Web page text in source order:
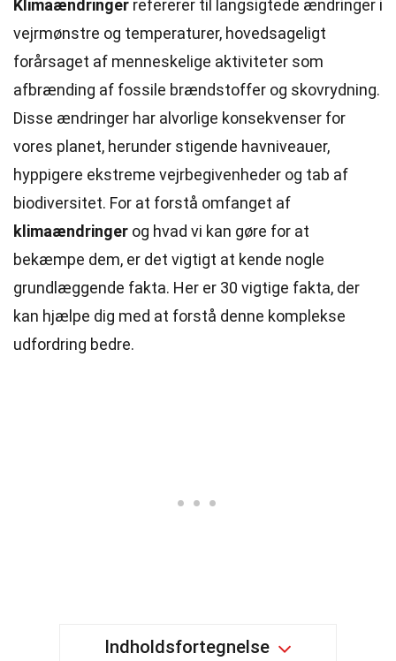
Klimaændringer refererer til langsigtede ændringer i
vejrmønstre og temperaturer, hovedsageligt
forårsaget af menneskelige aktiviteter som
afbrænding af fossile brændstoffer og skovrydning.
Disse ændringer har alvorlige konsekvenser for
vores planet, herunder stigende havniveauer,
hyppigere ekstreme vejrbegivenheder og tab af
biodiversitet. For at forstå omfanget af
klimaændringer og hvad vi kan gøre for at
bekæmpe dem, er det vigtigt at kende nogle
grundlæggende fakta. Her er 30 vigtige fakta, der
kan hjælpe dig med at forstå denne komplekse
udfordring bedre.
Indholdsfortegnelse